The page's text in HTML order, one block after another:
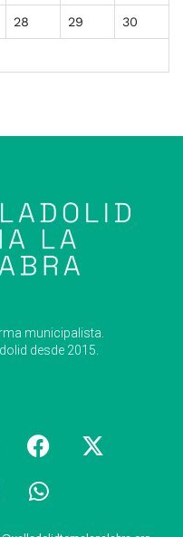
28 29 30
municipalista.
desde 2015.